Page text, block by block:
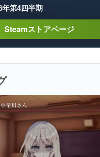
年第4四半期
Steamストアページ